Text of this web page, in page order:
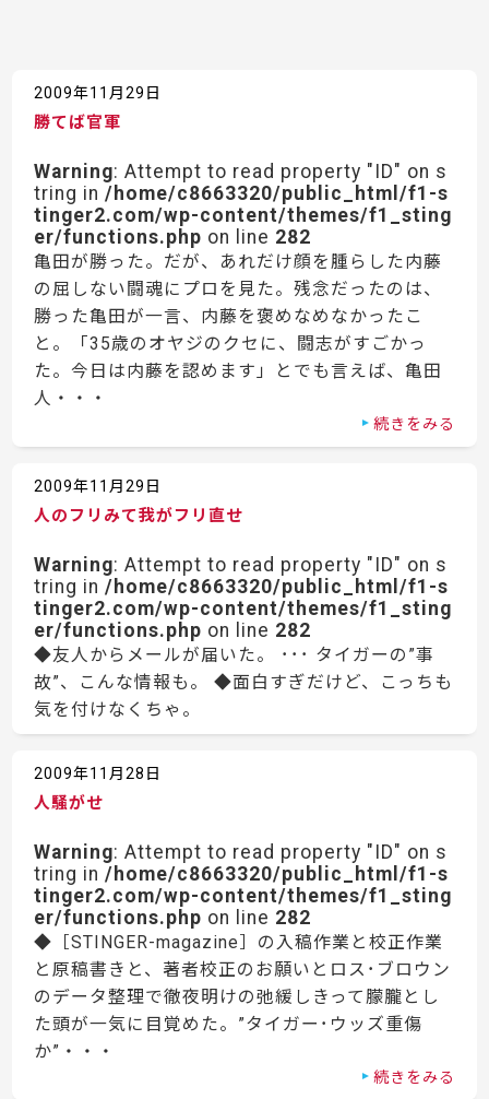
2009年11月29日
勝てば官軍
Warning: Attempt to read property "ID" on s
tring in/home/c8663320/public_html/f1-s
tinger2.com/wp-content/themes/f1_sting
er/functions.php on line 282
亀田が勝った。だが、あれだけ顔を腫らした内藤
の屈しない闘魂にプロを見た。残念だったのは、
勝った亀田が一言、内藤を褒めなめなかったこ
と。「35歳のオヤジのクセに、闘志がすごかっ
た。今日は内藤を認めます」とでも言えば、亀田
人・・・
続きをみる
2009年11月29日
人のフリみて我がフリ直せ
Warning: Attempt to read property "ID" on s
tring in/home/c8663320/public_html/f1-s
tinger2.com/wp-content/themes/f1_sting
er/functions.php on line 282
◆友人からメールが届いた。 ･･･ タイガーの”事
故”、こんな情報も。 ◆面白すぎだけど、こっちも
気を付けなくちゃ。
2009年11月28日
人騒がせ
Warning: Attempt to read property "ID" on s
tring in/home/c8663320/public_html/f1-s
tinger2.com/wp-content/themes/f1_sting
er/functions.php on line 282
◆［STINGER-magazine］の入稿作業と校正作業
と原稿書きと、著者校正のお願いとロス･ブロウン
のデータ整理で徹夜明けの弛緩しきって朦朧とし
た頭が一気に目覚めた。”タイガー･ウッズ重傷
か”・・・
続きをみる